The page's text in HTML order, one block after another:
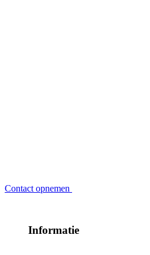
Contact opnemen
Informatie